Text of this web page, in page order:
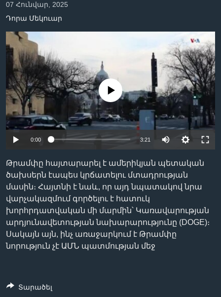
«ԱՄԵՐԻԿԱՅԻ ՁԱՅՆ»-Ի ԿԱՆՈՆԱԴՐՈՒԹՅՈՒՆ
ԿԱՊ ՄԵԶ ՀԵՏ
Learning English
ՀԵՏԵՒԵՔ ՄԵԶ
Լեզուներ
07 Հունվար, 2025
Դորա Մեկուար
Auto 240p
720p
No media source currently available
0:00 3:21
360p
480p
720p
1080p
Թրամփը հայտարարել է ամերիկյան պետական
ծախսերն էապես կրճատելու մտադրության
մասին։ Հայտնի է նաև, որ այդ նպատակով նրա
վարչակազմում գործելու է հատուկ
խորհրդատվական մի մարմին՝ Կառավարության
արդյունավետության նախարարությունը (DOGE)։
Սակայն այն, ինչ առաջարկում է Թրամփը
նորություն չէ ԱՄՆ պատմության մեջ
Տարածել